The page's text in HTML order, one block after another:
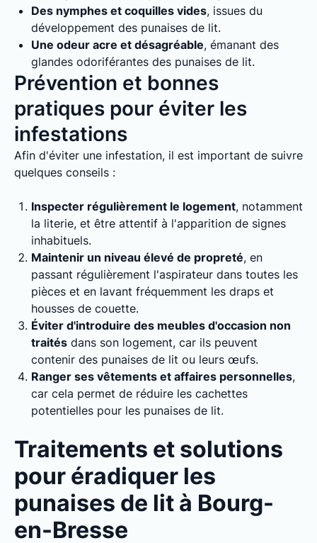
Des nymphes et coquilles vides, issues du
développement des punaises de lit.
Une odeur acre et désagréable, émanant des
glandes odoriférantes des punaises de lit.
Prévention et bonnes
pratiques pour éviter les
infestations
Afin d'éviter une infestation, il est important de suivre
quelques conseils :
Inspecter régulièrement le logement, notamment
la literie, et être attentif à l'apparition de signes
inhabituels.
Maintenir un niveau élevé de propreté, en
passant régulièrement l'aspirateur dans toutes les
pièces et en lavant fréquemment les draps et
housses de couette.
Éviter d'introduire des meubles d'occasion non
traités dans son logement, car ils peuvent
contenir des punaises de lit ou leurs œufs.
Ranger ses vêtements et affaires personnelles,
car cela permet de réduire les cachettes
potentielles pour les punaises de lit.
Traitements et solutions
pour éradiquer les
punaises de lit à Bourg-
en-Bresse